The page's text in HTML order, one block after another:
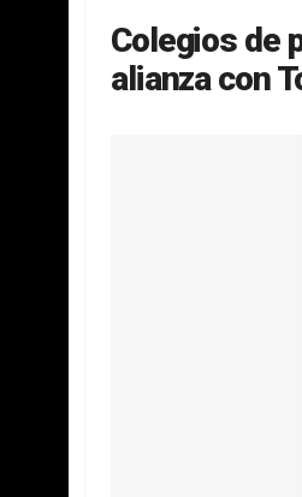
Colegios de
alianza con